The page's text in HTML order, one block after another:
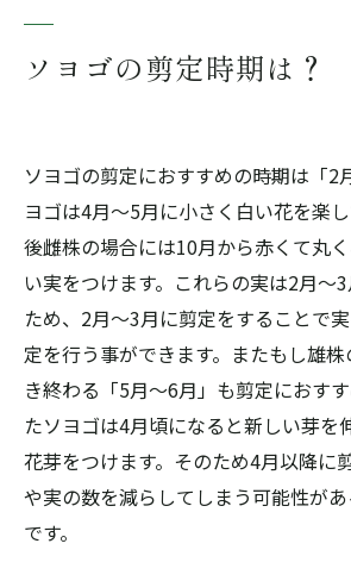
ソヨゴの剪定時期は？
ソヨゴの剪定におすすめの時期は「2
ヨゴは4月～5月に小さく白い花を楽
後雌株の場合には10月から赤くて丸
い実をつけます。これらの実は2月～
ため、2月～3月に剪定をすることで
定を行う事ができます。またもし雄
き終わる「5月～6月」も剪定におす
たソヨゴは4月頃になると新しい芽を
花芽をつけます。そのため4月以降に
や実の数を減らしてしまう可能性が
です。